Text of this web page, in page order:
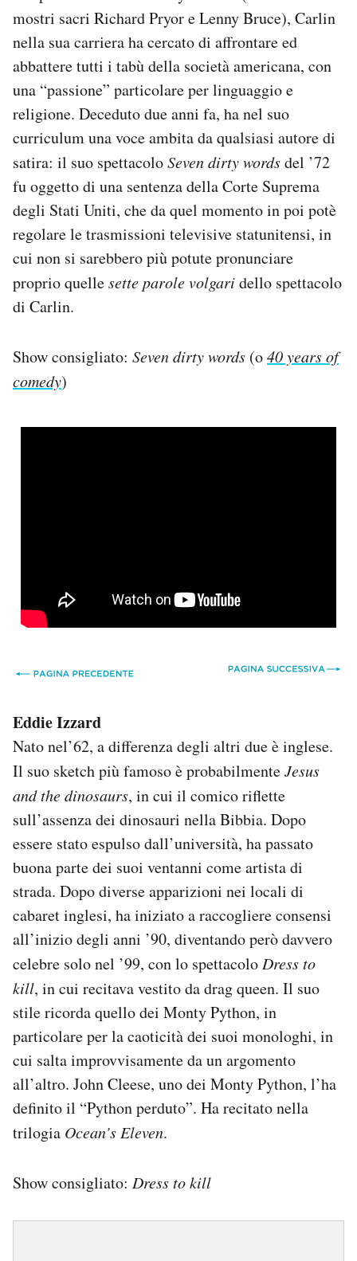
mostri sacri Richard Pryor e Lenny Bruce), Carlin
nella sua carriera ha cercato di affrontare ed
abbattere tutti i tabù della società americana, con
una “passione” particolare per linguaggio e
religione. Deceduto due anni fa, ha nel suo
curriculum una voce ambita da qualsiasi autore di
satira: il suo spettacoloSeven dirty wordsdel ’72
fu oggetto di una sentenza della Corte Suprema
degli Stati Uniti, che da quel momento in poi potè
regolare le trasmissioni televisive statunitensi, in
cui non si sarebbero più potute pronunciare
proprio quellesette parole volgaridello spettacolo
di Carlin.
Show consigliato: Seven dirty words (o40 years of
comedy)
Eddie Izzard
Nato nel’62, a differenza degli altri due è inglese.
Il suo sketch più famoso è probabilmenteJesus
and the dinosaurs, in cui il comico riflette
sull’assenza dei dinosauri nella Bibbia. Dopo
essere stato espulso dall’università, ha passato
buona parte dei suoi ventanni come artista di
strada. Dopo diverse apparizioni nei locali di
cabaret inglesi, ha iniziato a raccogliere consensi
all’inizio degli anni ’90, diventando però davvero
celebre solo nel ’99, con lo spettacoloDress to
kill, in cui recitava vestito da drag queen. Il suo
stile ricorda quello dei Monty Python, in
particolare per la caoticità dei suoi monologhi, in
cui salta improvvisamente da un argomento
all’altro. John Cleese, uno dei Monty Python, l’ha
definito il “Python perduto”. Ha recitato nella
trilogia Ocean’s Eleven.
Show consigliato: Dress to kill